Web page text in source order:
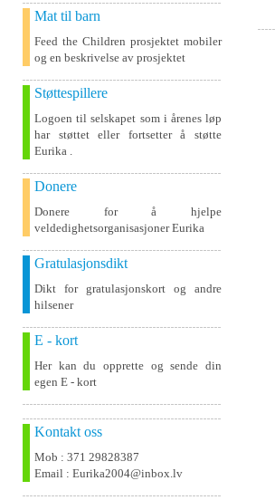
Mat til barn
Feed the Children prosjektet mobiler
og en beskrivelse av prosjektet
Støttespillere
Logoen til selskapet som i årenes løp
har støttet eller fortsetter å støtte
Eurika .
Donere
Donere for å hjelpe
veldedighetsorganisasjoner Eurika
Gratulasjonsdikt
Dikt for gratulasjonskort og andre
hilsener
E - kort
Her kan du opprette og sende din
egen E - kort
Kontakt oss
Mob : 371 29828387
Email : Eurika2004@inbox.lv